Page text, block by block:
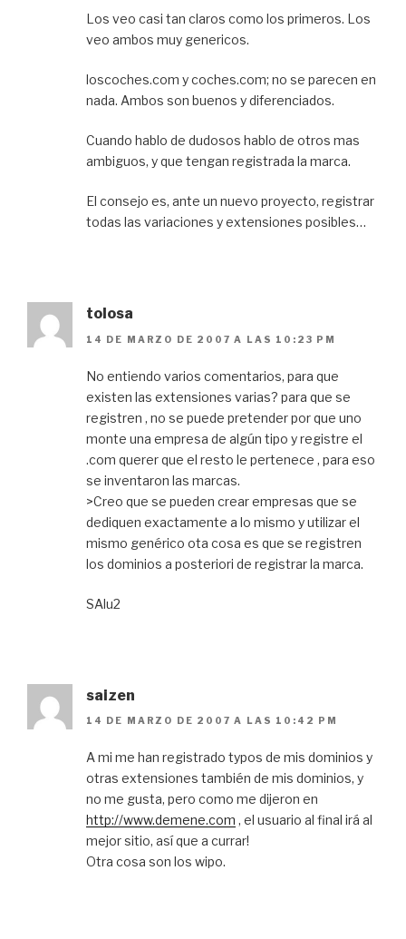
Los veo casi tan claros como los primeros. Los
veo ambos muy genericos.
loscoches.com y coches.com; no se parecen en
nada. Ambos son buenos y diferenciados.
Cuando hablo de dudosos hablo de otros mas
ambiguos, y que tengan registrada la marca.
El consejo es, ante un nuevo proyecto, registrar
todas las variaciones y extensiones posibles…
tolosa
14 DE MARZO DE 2007 A LAS 10:23 PM
No entiendo varios comentarios, para que
existen las extensiones varias? para que se
registren , no se puede pretender por que uno
monte una empresa de algún tipo y registre el
.com querer que el resto le pertenece , para eso
se inventaron las marcas.
>Creo que se pueden crear empresas que se
dediquen exactamente a lo mismo y utilizar el
mismo genérico ota cosa es que se registren
los dominios a posteriori de registrar la marca.
SAlu2
saizen
14 DE MARZO DE 2007 A LAS 10:42 PM
A mi me han registrado typos de mis dominios y
otras extensiones también de mis dominios, y
no me gusta, pero como me dijeron en
http://www.demene.com , el usuario al final irá al
mejor sitio, así que a currar!
Otra cosa son los wipo.